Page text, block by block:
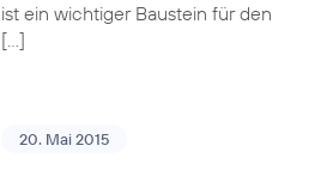
ist ein wichtiger Baustein für den
[…]
20. Mai 2015